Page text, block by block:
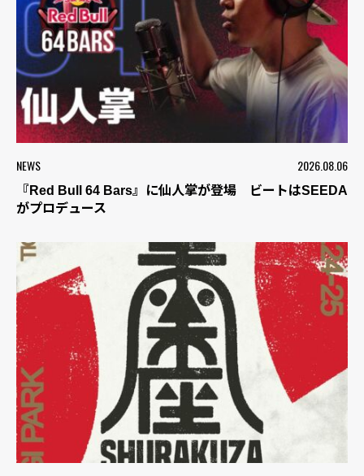
NEWS 2026.08.06
『Red Bull 64 Bars』に仙人掌が登場 ビートはSEEDA
がプロデュース